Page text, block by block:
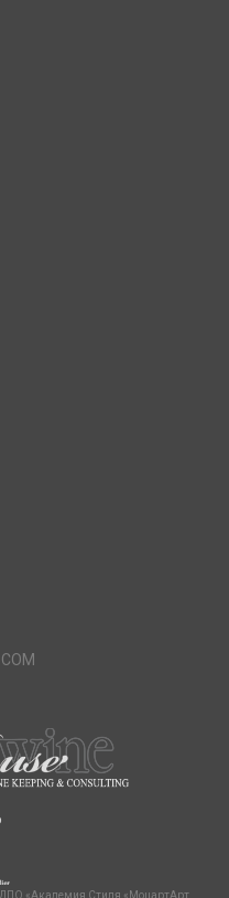
«Академия Стиля «МоцартАрт